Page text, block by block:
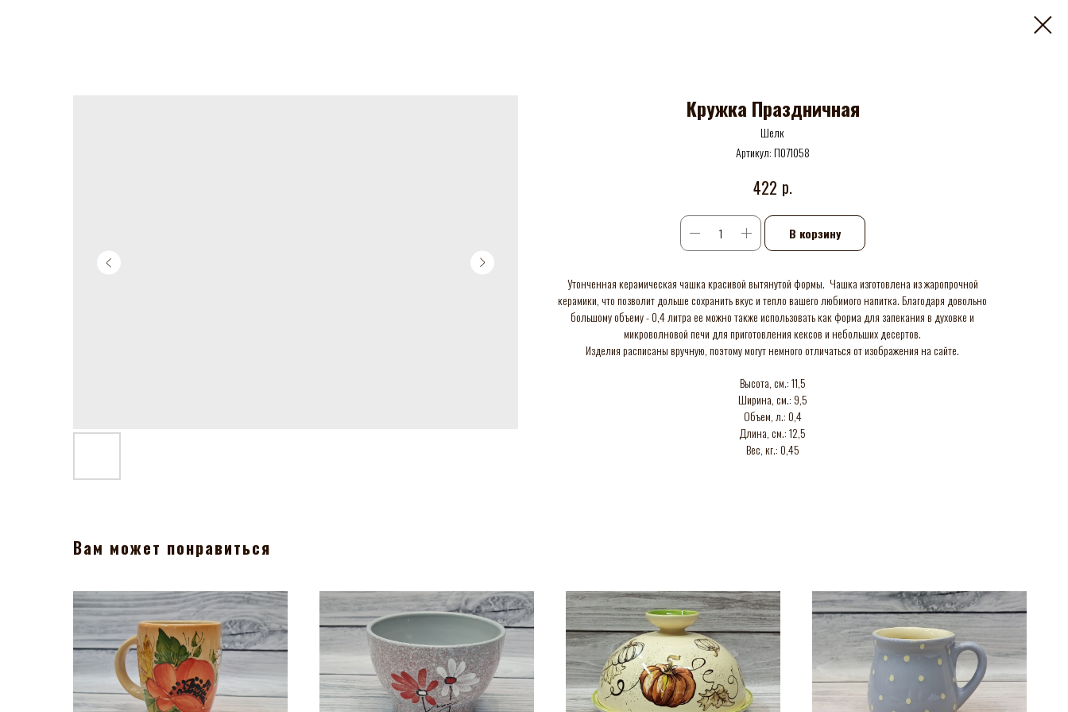
Кружка Праздничная
Шелк
Артикул:П071058
422 р.
В корзину
Утонченная керамическая чашка красивой вытянутой формы. Чашка изготовлена из жаропрочной
керамики, что позволит дольше сохранить вкус и тепло вашего любимого напитка. Благодаря довольно
большому объему - 0,4 литра ее можно также использовать как форма для запекания в духовке и
микроволновой печи для приготовления кексов и небольших десертов.
Изделия расписаны вручную, поэтому могут немного отличаться от изображения на сайте.
Высота, см.: 11,5
Ширина, см.: 9,5
Объем, л.: 0,4
Длина, см.: 12,5
Вес, кг.: 0,45
Вам может понравиться